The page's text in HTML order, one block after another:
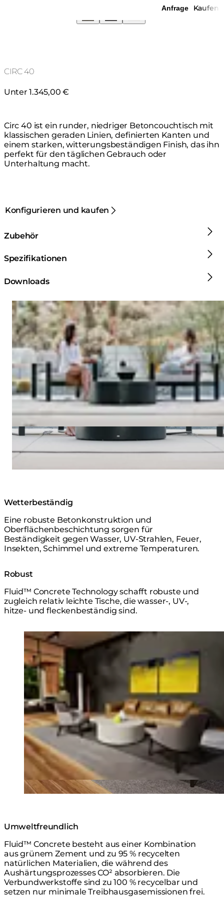
Anfrage Kaufen
CIRC 40
Unter 1.345,00 €
Circ 40 ist ein runder, niedriger Betoncouchtisch mit
klassischen geraden Linien, definierten Kanten und
einem starken, witterungsbeständigen Finish, das ihn
perfekt für den täglichen Gebrauch oder
Unterhaltung macht.
Konfigurieren und kaufen
Zubehör
Spezifikationen
Downloads
Loading image...
Wetterbeständig
Eine robuste Betonkonstruktion und
Oberflächenbeschichtung sorgen für
Beständigkeit gegen Wasser, UV-Strahlen, Feuer,
Insekten, Schimmel und extreme Temperaturen.
Robust
Fluid™ Concrete Technology schafft robuste und
zugleich relativ leichte Tische, die wasser-, UV-,
hitze- und fleckenbeständig sind.
Loading image...
Umweltfreundlich
Fluid™ Concrete besteht aus einer Kombination
aus grünem Zement und zu 95 % recycelten
natürlichen Materialien, die während des
Aushärtungsprozesses CO² absorbieren. Die
Verbundwerkstoffe sind zu 100 % recycelbar und
setzen nur minimale Treibhausgasemissionen frei.